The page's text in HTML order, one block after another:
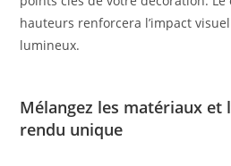
hauteurs renforcera l’impact
lumineux.
Mélangez les matériaux et
rendu unique